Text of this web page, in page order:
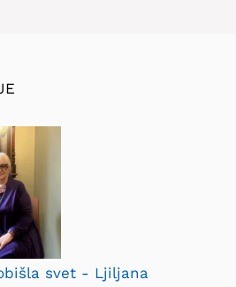
svet - Ljiljana